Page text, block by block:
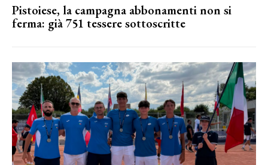
Pistoiese, la campagna abbonamenti non si
ferma: già 751 tessere sottoscritte